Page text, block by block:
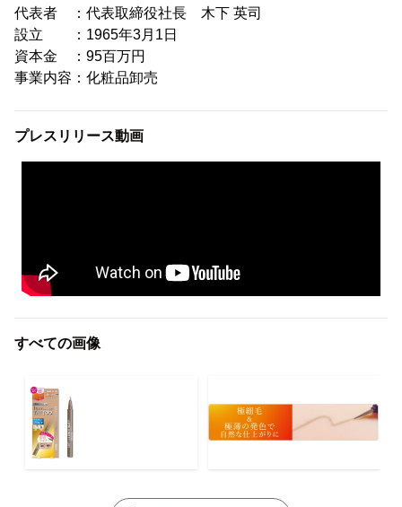
代表者 ：代表取締役社長 木下 英司
設立 ：1965年3月1日
資本金 ：95百万円
事業内容：化粧品卸売
プレスリリース動画
すべての画像